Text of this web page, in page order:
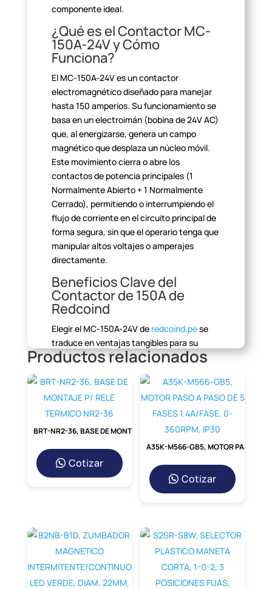
componente ideal.
¿Qué es el Contactor MC-
150A-24V y Cómo
Funciona?
El MC-150A-24V es un contactor
electromagnético diseñado para manejar
hasta 150 amperios. Su funcionamiento se
basa en un electroimán (bobina de 24V AC)
que, al energizarse, genera un campo
magnético que desplaza unnúcleo móvil.
Este movimiento cierra o abre los
contactos de potencia principales (1
Normalmente Abierto + 1 Normalmente
Cerrado), permitiendo ointerrumpiendo el
flujo de corriente en el circuito principal de
forma segura, sin que el operario tenga que
manipular altos voltajes o amperajes
directamente.
Beneficios Clave del
Contactor de 150A de
Redcoind
Elegir el MC-150A-24V de redcoind.pese
traduce en ventajastangibles para su
instalación:
AltaCapacidad de Carga:Soporta
hasta 150A, ideal para
aplicaciones
industriales pesadas.
DobleConfiguración de Contactos:La
combinación 1NA+1NC ofrece una
SeguridadMejorada:
Aísla por completo
el circuito de control (24V) delcircuito de
Productos relacionados
Cotizar
Cotizar